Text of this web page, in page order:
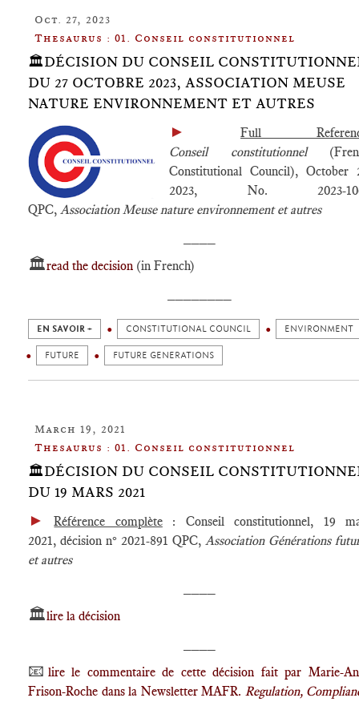
Oct. 27, 2023
Thesaurus : 01. Conseil constitutionnel
🏛️DÉCISION DU CONSEIL
DU 27 OCTOBRE 2023, ASSOCIATION MEUSE
NATURE ENVIRONNEMENT ET AUTRES
►
Full
Conseil constitutionnel
Constitutional Council), October
2023, No. 2023-
QPC, Association Meuse nature environnement et autres
🏛️read the decision (in French)
EN SAVOIR + CONSTITUTIONAL COUNCIL ENVIRONMENT
FUTURE FUTURE GENERATIONS
March 19, 2021
Thesaurus : 01. Conseil constitutionnel
🏛️DÉCISION DU CONSEIL
DU 19 MARS 2021
►Référence complète: Conseil constitutionnel, 19
2021, décision n° 2021-891 QPC, Association Générations
et autres
🏛️lire la décision
📧 lire le commentaire de cette décision fait par Marie-
Frison-Roche dans la Newsletter MAFR. Regulation,